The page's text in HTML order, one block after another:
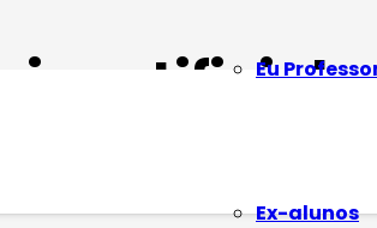
Eu
Ex-alunos
artificial